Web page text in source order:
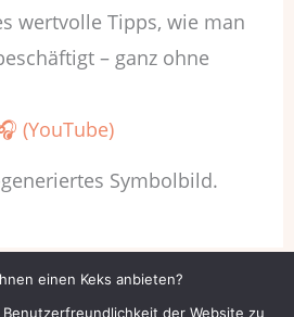
wertvolle Tipps, wie man
– ganz ohne
(YouTube)
Symbolbild.
einen Keks anbieten?
der Website zu